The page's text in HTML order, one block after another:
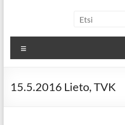
15.5.2016 Lieto, TVK